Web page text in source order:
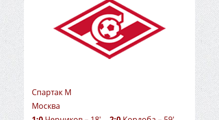
Спартак М
Москва